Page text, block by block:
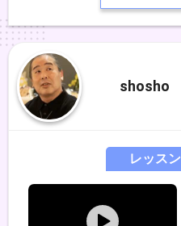
及び全国大会入選。第25～28回日
長賞受賞。第5回浦川宜也ヴァイオ
に「Nene Fantasy Concert」、
Duo」を主催。同年、ミヒャール・
を受講。これまでにヴァイオリン
原望、三木妙子、西和田ゆう、久
ノを貞国真由美、古賀千恵、阿部
井上渚、木村徹、池田菊衛の各氏に
shosho
レッス